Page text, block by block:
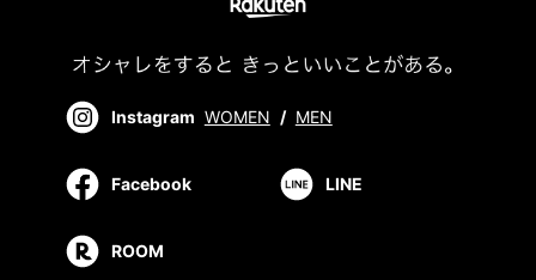
Instagram WOMEN / MEN
Facebook LINE
ROOM